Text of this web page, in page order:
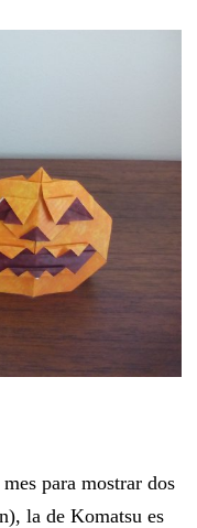
para mostrar dos
la de Komatsu es